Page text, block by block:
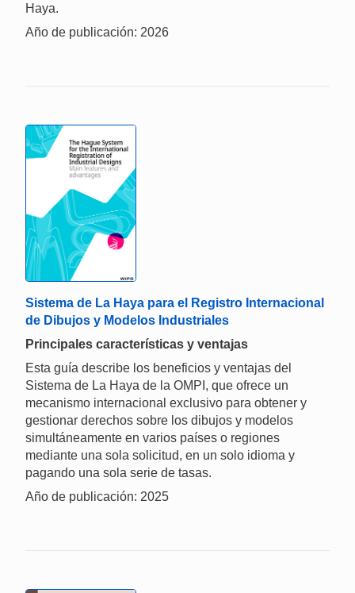
Haya.
Año de publicación: 2026
Sistema de La Haya para el Registro Internacional
de Dibujos y Modelos Industriales
Principales características y ventajas
Esta guía describe los beneficios y ventajas del
Sistema de La Haya de la OMPI, que ofrece un
mecanismo internacional exclusivo para obtener y
gestionar derechos sobre los dibujos y modelos
simultáneamente en varios países o regiones
mediante una sola solicitud, en un solo idioma y
pagando una sola serie de tasas.
Año de publicación: 2025